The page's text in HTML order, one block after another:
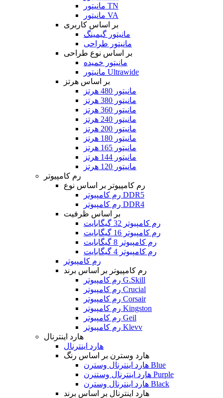
مانیتور TN
مانیتور VA
بر اساس کاربری
مانیتور گیمینگ
مانیتور طراحی
بر اساس نوع طراحی
مانیتور خمیده
مانیتور Ultrawide
بر اساس هرتز
مانیتور 480 هرتز
مانیتور 380 هرتز
مانیتور 360 هرتز
مانیتور 240 هرتز
مانیتور 200 هرتز
مانیتور 180 هرتز
مانیتور 165 هرتز
مانیتور 144 هرتز
مانیتور 120 هرتز
رم کامپیوتر
رم کامپیوتر بر اساس نوع
رم کامپیوتر DDR5
رم کامپیوتر DDR4
بر اساس ظرفیت
رم کامپیوتر 32 گیگابایت
رم کامپیوتر 16 گیگابایت
رم کامپیوتر 8 گیگابایت
رم کامپیوتر 4 گیگابایت
رم کامپیوتر
رم کامپیوتر بر اساس برند
رم کامپیوتر G.Skill
رم کامپیوتر Crucial
رم کامپیوتر Corsair
رم کامپیوتر Kingston
رم کامپیوتر Geil
رم کامپیوتر Klevv
هارد اینترنال
هارد اینترنال
هارد وسترن بر اساس رنگ
هارد اینترنال وسترن Blue
هارد اینترنال وستنرن Purple
هارد اینترنال وسترن Black
هارد اینترنال بر اساس برند